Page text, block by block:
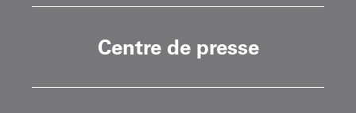
Centre de presse